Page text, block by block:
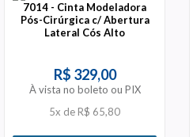
7014 - Cinta Modeladora
Pós-Cirúrgica c/ Abertura
Lateral Cós Alto
R$ 329,00
À vista no boleto ou PIX
5x de R$ 65,80